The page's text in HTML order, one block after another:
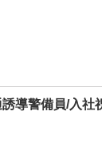
導警備員/入社